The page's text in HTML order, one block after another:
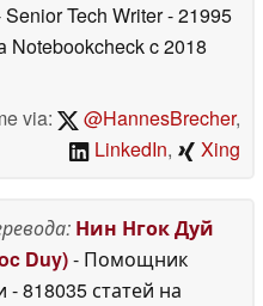
Senior Tech Writer- 21995
Notebookcheckc 2018
via:
@HannesBrecher,
LinkedIn, Xing
Нин Нгок Дуй
Duy)- Помощник
- 818035 статей на